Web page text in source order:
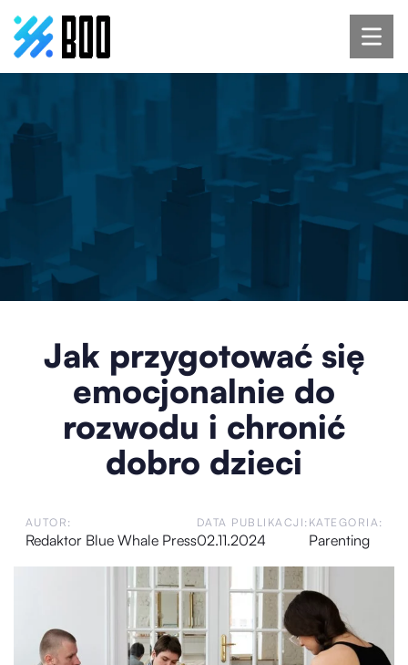
Jak przygotować się
emocjonalnie do
rozwodu i chronić
dobro dzieci
AUTOR:
Redaktor Blue Whale Press
DATA PUBLIKACJI:
02.11.2024
KATEGORIA:
Parenting